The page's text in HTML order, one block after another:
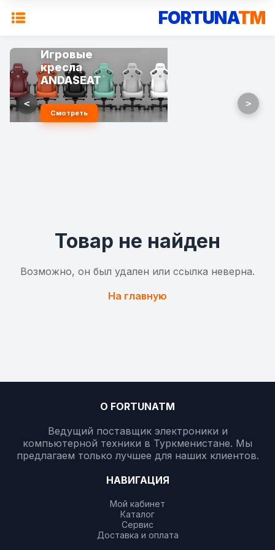
FORTUNATM
Игровые
кресла
ANDASEAT
Смотреть
< >
Товар не найден
Возможно, он был удален или ссылка неверна.
На главную
О FORTUNATM
Ведущий поставщик электроники и
компьютерной техники в Туркменистане. Мы
предлагаем только лучшее для наших клиентов.
НАВИГАЦИЯ
Мой кабинет
Каталог
Сервис
Доставка и оплата